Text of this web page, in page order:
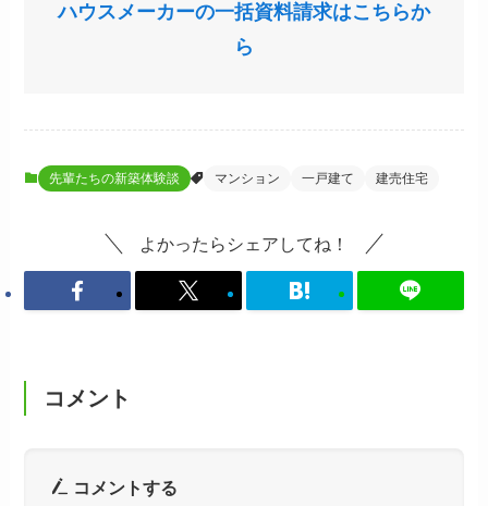
ハウスメーカーの一括資料請求はこちらか
ら
先輩たちの新築体験談 マンション 一戸建て 建売住宅
よかったらシェアしてね！
コメント
コメントする